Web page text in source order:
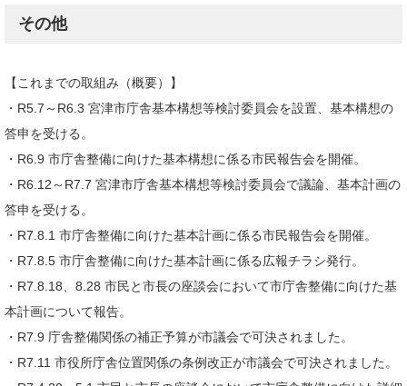
その他
【これまでの取組み（概要）】
・R5.7～R6.3 宮津市庁舎基本構想等検討委員会を設置、基本構想の
答申を受ける。
・R6.9 市庁舎整備に向けた基本構想に係る市民報告会を開催。
・R6.12～R7.7 宮津市庁舎基本構想等検討委員会で議論、基本計画の
答申を受ける。
・R7.8.1 市庁舎整備に向けた基本計画に係る市民報告会を開催。
・R7.8.5 市庁舎整備に向けた基本計画に係る広報チラシ発行。
・R7.8.18、8.28 市民と市長の座談会において市庁舎整備に向けた基
本計画について報告。
・R7.9 庁舎整備関係の補正予算が市議会で可決されました。
・R7.11 市役所庁舎位置関係の条例改正が市議会で可決されました。